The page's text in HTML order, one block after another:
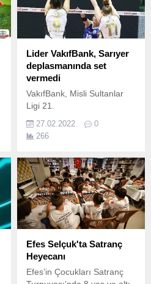
Lider VakıfBank, Sarıyer
deplasmanında set
vermedi
VakıfBank, Misli Sultanlar
Ligi 21.
27.02.2022
0
266
Efes Selçuk'ta Satranç
Heyecanı
Efes’in Çocukları Satranç